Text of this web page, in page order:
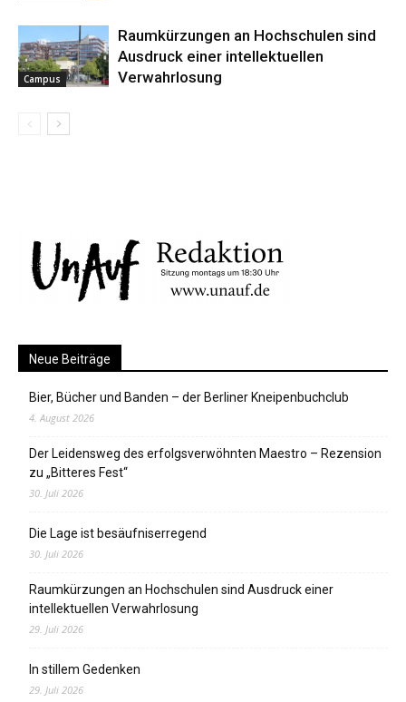
Campus
Raumkürzungen an Hochschulen sind
Ausdruck einer intellektuellen
Verwahrlosung
Neue Beiträge
Bier, Bücher und Banden – der Berliner Kneipenbuchclub
4. August 2026
Der Leidensweg des erfolgsverwöhnten Maestro – Rezension
zu „Bitteres Fest“
30. Juli 2026
Die Lage ist besäufniserregend
30. Juli 2026
Raumkürzungen an Hochschulen sind Ausdruck einer
intellektuellen Verwahrlosung
29. Juli 2026
In stillem Gedenken
29. Juli 2026